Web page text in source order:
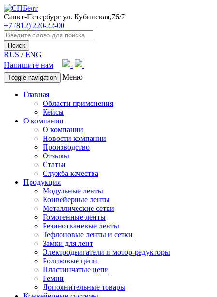
Санкт-Петербург ул. Кубинская,76/7
+7 (812) 220-22-00
Поиск
RUS /ENG
Напишите нам
Toggle navigation Меню
Главная
Области применения
Кейсы
О компании
О компании
Новости компании
Производство
Отзывы
Статьи
Служба качества
Продукция
Модульные ленты
Конвейерные ленты
Металлические сетки
Гомогенные ленты
Резинотканевые ленты
Тефлоновые ленты и сетки
Замки для лент
Электродвигатели и мотор-редукторы
Роликовые цепи
Пластинчатые цепи
Ремни
Дополнительные товары